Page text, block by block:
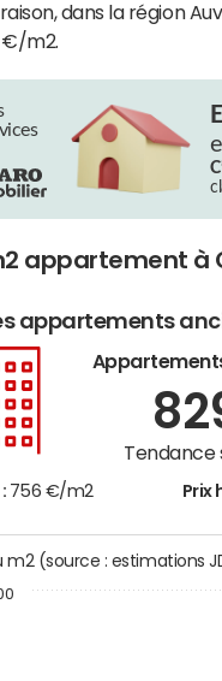
dans la région
€/m2.
appartement à
appartements
Tendance
756 €/m2 Prix
Prix au m2 (source : estimations